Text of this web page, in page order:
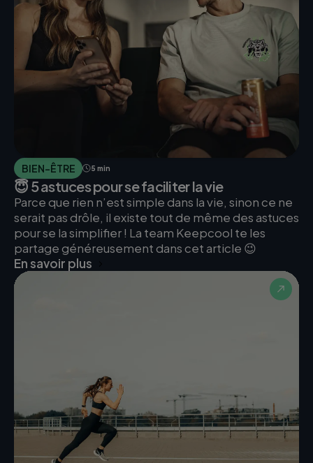
BIEN-ÊTRE 5 min
😇 5 astuces pour se faciliter la vie
Parce que rien n’est simple dans la vie, sinon ce ne
serait pas drôle, il existe tout de même des astuces
pour se la simplifier ! La team Keepcool te les
partage généreusement dans cet article 😉
En savoir plus